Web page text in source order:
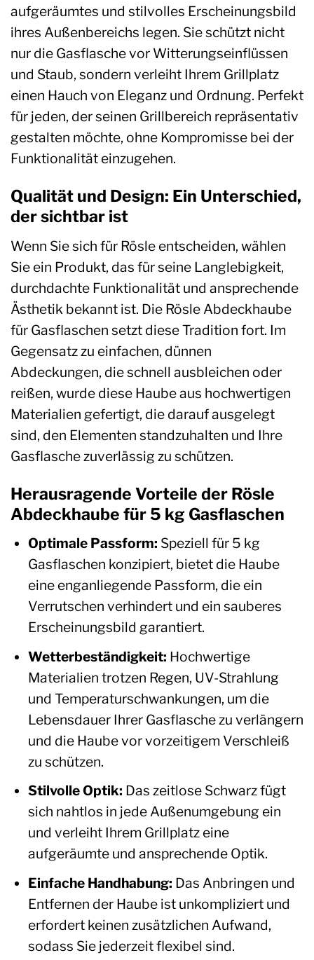
aufgeräumtes und stilvolles Erscheinungsbild
ihres Außenbereichs legen. Sie schützt nicht
nur die Gasflasche vor Witterungseinflüssen
und Staub, sondern verleiht Ihrem Grillplatz
einen Hauch von Eleganz und Ordnung. Perfekt
für jeden, der seinen Grillbereich repräsentativ
gestalten möchte, ohne Kompromisse bei der
Funktionalität einzugehen.
Qualität und Design: Ein Unterschied,
der sichtbar ist
Wenn Sie sich für Rösle entscheiden, wählen
Sie ein Produkt, das für seine Langlebigkeit,
durchdachte Funktionalität und ansprechende
Ästhetik bekannt ist. Die Rösle Abdeckhaube
für Gasflaschen setzt diese Tradition fort. Im
Gegensatz zu einfachen, dünnen
Abdeckungen, die schnell ausbleichen oder
reißen, wurde diese Haube aus hochwertigen
Materialien gefertigt, die darauf ausgelegt
sind, den Elementen standzuhalten und Ihre
Gasflasche zuverlässig zu schützen.
Herausragende Vorteile der Rösle
Abdeckhaube für 5 kg Gasflaschen
Optimale Passform: Speziell für 5 kg
Gasflaschen konzipiert, bietet die Haube
eine enganliegende Passform, die ein
Verrutschen verhindert und ein sauberes
Erscheinungsbild garantiert.
Wetterbeständigkeit: Hochwertige
Materialien trotzen Regen, UV-Strahlung
und Temperaturschwankungen, um die
Lebensdauer Ihrer Gasflasche zu verlängern
und die Haube vor vorzeitigem Verschleiß
zu schützen.
Stilvolle Optik: Das zeitlose Schwarz fügt
sich nahtlos in jede Außenumgebung ein
und verleiht Ihrem Grillplatz eine
aufgeräumte und ansprechende Optik.
Einfache Handhabung: Das Anbringen und
Entfernen der Haube ist unkompliziert und
erfordert keinen zusätzlichen Aufwand,
sodass Sie jederzeit flexibel sind.